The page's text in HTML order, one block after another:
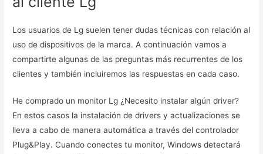
Los usuarios de Lg suelen tener dudas técnicas con relación al
uso de dispositivos de la marca. A continuación vamos a
compartirte algunas de las preguntas más recurrentes de los
clientes y también incluiremos las respuestas en cada caso.
He comprado un monitor Lg ¿Necesito instalar algún driver?
En estos casos la instalación de drivers y actualizaciones se
lleva a cabo de manera automática a través del controlador
Plug&Play. Cuando conectes tu monitor, Windows detectará